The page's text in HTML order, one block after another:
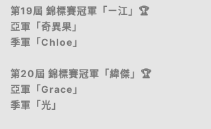
第19屆 錦標賽冠軍「ㄧ江」🏆
亞軍「奇異果」
季軍「Chloe」
第20屆 錦標賽冠軍「緯傑」🏆
亞軍「Grace」
季軍「光」